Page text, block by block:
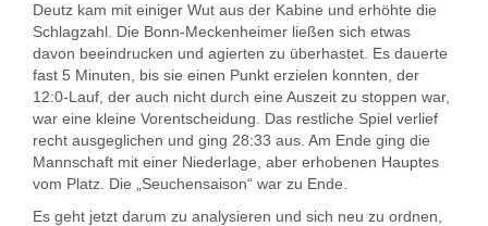
Deutz kam mit einiger Wut aus der Kabine und erhöhte die
Schlagzahl. Die Bonn-Meckenheimer ließen sich etwas
davon beeindrucken und agierten zu überhastet. Es dauerte
fast 5 Minuten, bis sie einen Punkt erzielen konnten, der
12:0-Lauf, der auch nicht durch eine Auszeit zu stoppen war,
war eine kleine Vorentscheidung. Das restliche Spiel verlief
recht ausgeglichen und ging 28:33 aus. Am Ende ging die
Mannschaft mit einer Niederlage, aber erhobenen Hauptes
vom Platz. Die „Seuchensaison“ war zu Ende.
Es geht jetzt darum zu analysieren und sich neu zu ordnen,